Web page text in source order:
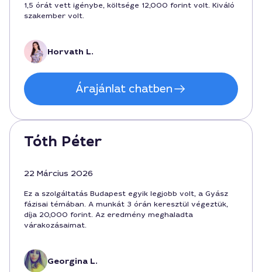
1,5 órát vett igénybe, költsége 12,000 forint volt. Kiváló
szakember volt.
Horvath L.
Árajánlat chatben
Tóth Péter
22 Március 2026
Ez a szolgáltatás Budapest egyik legjobb volt, a Gyász
fázisai témában. A munkát 3 órán keresztül végeztük,
díja 20,000 forint. Az eredmény meghaladta
várakozásaimat.
Georgina L.